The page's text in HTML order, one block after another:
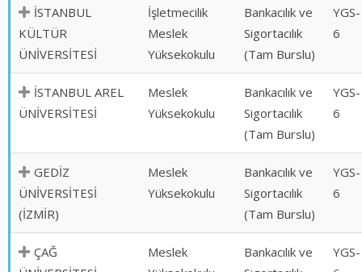
İSTANBUL
KÜLTÜR
ÜNİVERSİTESİ
İşletmecilik
Meslek
Yüksekokulu
Bankacılık ve
Sigortacılık
(Tam Burslu)
YGS-
6
İSTANBUL AREL
ÜNİVERSİTESİ
Meslek
Yüksekokulu
Bankacılık ve
Sigortacılık
(Tam Burslu)
YGS-
6
GEDİZ
ÜNİVERSİTESİ
(İZMİR)
Meslek
Yüksekokulu
Bankacılık ve
Sigortacılık
(Tam Burslu)
YGS-
6
ÇAĞ
Meslek
Bankacılık ve
YGS-